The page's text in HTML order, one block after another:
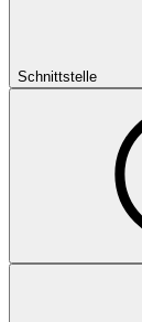
Schnittstelle